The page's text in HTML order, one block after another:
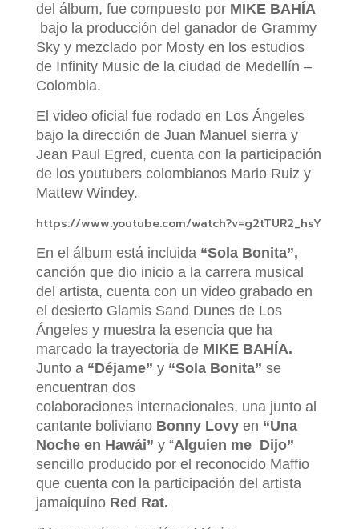
del álbum, fue compuesto por MIKE BAHÍA
bajo la producción del ganador de Grammy
Sky y mezclado por Mosty en los estudios
de Infinity Music de la ciudad de Medellín –
Colombia.
El video oficial fue rodado en Los Ángeles
bajo la dirección de Juan Manuel sierra y
Jean Paul Egred, cuenta con la participación
de los youtubers colombianos Mario Ruiz y
Mattew Windey.
https://www.youtube.com/watch?v=g2tTUR2_hsY
En el álbum está incluida “Sola Bonita”,
canción que dio inicio a la carrera musical
del artista, cuenta con un video grabado en
el desierto Glamis Sand Dunes de Los
Ángeles y muestra la esencia que ha
marcado la trayectoria de MIKE BAHÍA.
Junto a “Déjame” y “Sola Bonita” se
encuentran dos
colaboraciones internacionales, una junto al
cantante boliviano Bonny Lovyen “Una
Noche en Hawái” y “Alguien me Dijo”
sencillo producido por el reconocido Maffio
que cuenta con la participación del artista
jamaiquino Red Rat.